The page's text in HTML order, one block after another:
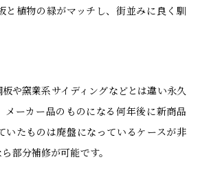
と植物の緑がマッチし、街並みに良く馴
や窯業系サイディングなどとは違い永久
メーカー品のものになる何年後に新商品
いたものは廃盤になっているケースが非
部分補修が可能です。